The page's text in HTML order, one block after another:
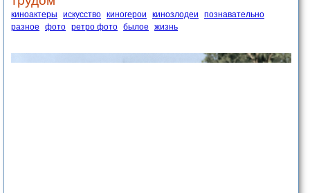
киноактеры искусство киногерои кинозлодеи
познавательно
разное
фото ретро фото былое жизнь